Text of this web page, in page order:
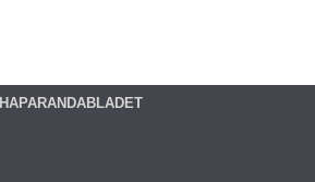
HAPARANDABLADET